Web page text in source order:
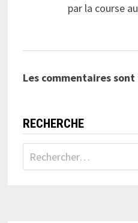
par la course
Les commentaires
RECHERCHE
Rechercher :